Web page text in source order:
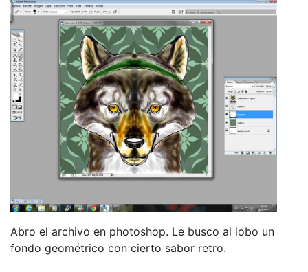
Abro el archivo en photoshop. Le busco al lobo un
fondo geométrico con cierto sabor retro.